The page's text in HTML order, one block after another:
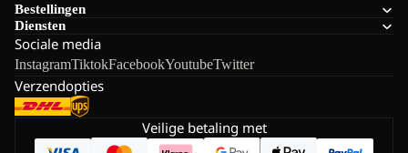
Bestellingen
Diensten
Sociale media
InstagramTiktokFacebookYoutubeTwitter
Verzendopties
Veilige betaling met